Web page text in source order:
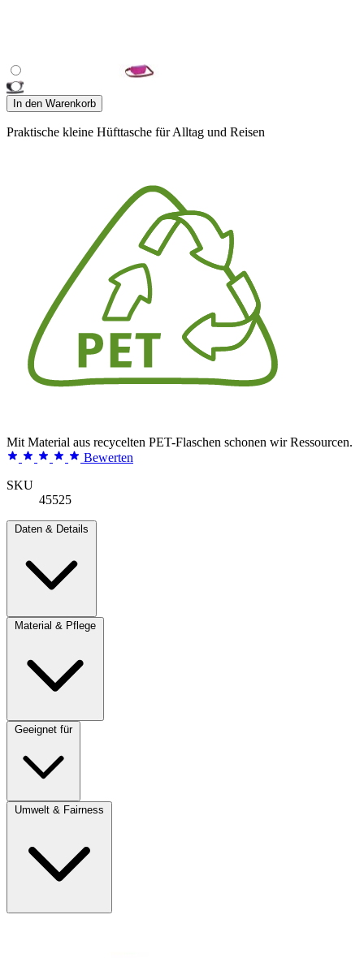
In den Warenkorb
Praktische kleine Hüfttasche für Alltag und Reisen
Mit Material aus recycelten PET-Flaschen schonen wir Ressourcen.
Bewerten
SKU
45525
Daten & Details
Material & Pflege
Geeignet für
Umwelt & Fairness